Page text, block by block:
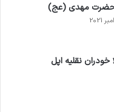
حضرت مهدی (عج)
نقلیه اپل